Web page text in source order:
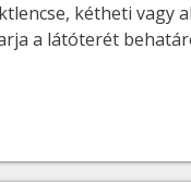
kétheti vagy
a látóterét